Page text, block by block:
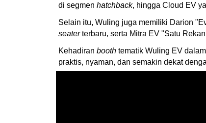
di segmen hatchback, hingga Cloud EV
Selain itu, Wuling juga memiliki Darion
seaterterbaru, serta Mitra EV "Satu
Kehadiran booth tematik Wuling EV
praktis, nyaman, dan semakin dekat